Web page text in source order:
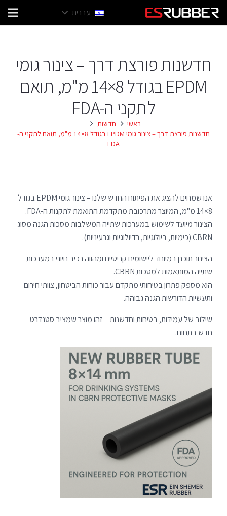
עברית
חדשנות פורצת דרך – צינור גומי
EPDM בגודל 8×14 מ"מ, תואם
לתקני ה-FDA
ראשי
חדשות
חדשנות פורצת דרך – צינור גומי EPDM בגודל 8×14 מ"מ, תואם לתקני ה-
FDA
אנו שמחים להציג את הפיתוח החדש שלנו – צינור גומי EPDM בגודל
8×14 מ"מ, המיוצר מתרכובת מתקדמת התואמת לתקנות ה-FDA.
הצינור מיועד לשימוש במערכות שתייה המשלבות מסכות הגנה מסוג
CBRN (כימיות, ביולוגיות, רדיולוגיות וגרעיניות).
הצינור תוכנן במיוחד ליישומים קריטיים ומהווה רכיב חיוני במערכות
שתייה המותאמות למסכות CBRN.
הוא מספק פתרון בטיחותי מתקדם עבור כוחות הביטחון, צוותי חירום
ותעשיות הדורשות הגנה גבוהה.
שילוב של עמידות, בטיחות וחדשנות – זהו מוצר שמציב סטנדרט
חדש בתחום.